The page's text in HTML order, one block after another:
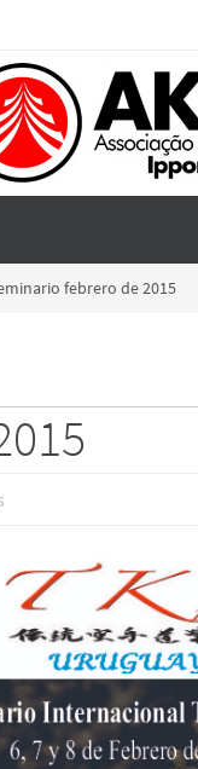
febrero de 2015